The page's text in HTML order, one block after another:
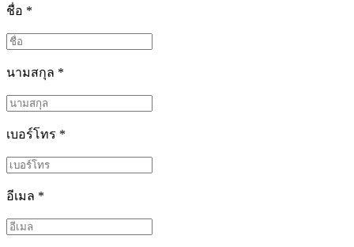
ชื่อ *
นามสกุล *
เบอร์โทร *
อีเมล *